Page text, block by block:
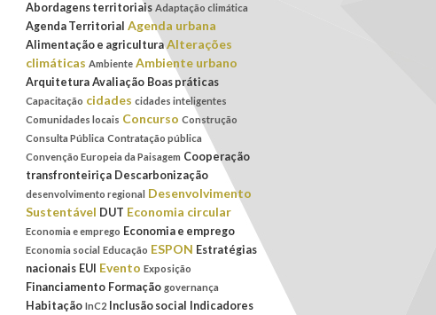
Abordagens territoriais Adaptação climática
Agenda Territorial Agenda urbana
Alimentação e agricultura Alterações
climáticas Ambiente Ambiente urbano
Arquitetura Avaliação Boas práticas
Capacitação cidades cidades inteligentes
Comunidades locais Concurso Construção
Consulta Pública Contratação pública
Convenção Europeia da Paisagem Cooperação
transfronteiriça Descarbonização
desenvolvimento regional Desenvolvimento
Sustentável DUT Economia circular
Economia e emprego Economia e emprego
Economia social Educação ESPON Estratégias
nacionais EUI Evento Exposição
Financiamento Formação governança
Habitação InC2 Inclusão social
Indicadores